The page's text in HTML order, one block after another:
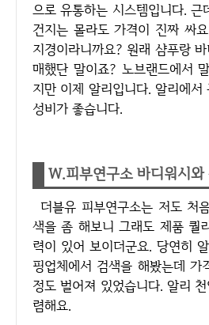
으로 유통하는 시스템입니다. 근
건지는 몰라도 가격이 진짜 싸
지경이라니까요? 원래 샴푸랑
매했단 말이죠? 노브랜드에서
지만 이제 알리입니다. 알리에
성비가 좋습니다.
W.피부연구소 바디워시와
더블유 피부연구소는 저도 처음 보는 브랜드여서 검
색을 좀 해보니 그래도 제품 퀄
력이 있어 보이더군요. 당연히
핑업체에서 검색을 해봤는데
정도 벌어져 있었습니다. 알리
렴해요.